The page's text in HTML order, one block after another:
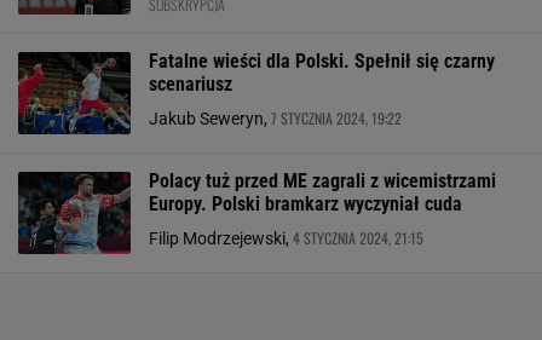
SUBSKRYPCJA
Fatalne wieści dla Polski. Spełnił się czarny
scenariusz
Jakub Seweryn, 7 STYCZNIA 2024, 19:22
Polacy tuż przed ME zagrali z wicemistrzami
Europy. Polski bramkarz wyczyniał cuda
Filip Modrzejewski, 4 STYCZNIA 2024, 21:15